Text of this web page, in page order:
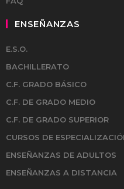
ENSEÑANZAS
E.S.O.
BACHILLERATO
C.F. GRADO BÁSICO
C.F. DE GRADO MEDIO
C.F. DE GRADO SUPERIOR
CURSOS DE
ENSEÑANZAS DE ADULTOS
ENSEÑANZAS A DISTANCIA